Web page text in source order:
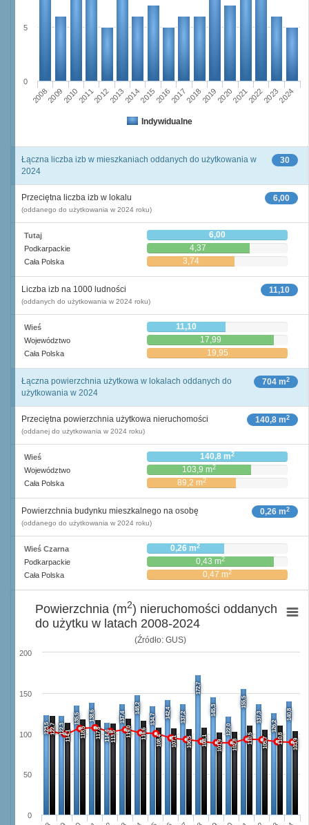
Indywidualne
20082009201020112012201320142015201620172018201920202021202220232024
0
5
30
Łączna liczba izb w mieszkaniach oddanych do użytkowania w
2024
6,00
Przeciętna liczba izb w lokalu
(oddanego do użytkowania w 2024 roku)
Tutaj 6,00
Podkarpackie 4,37
Cała Polska 3,74
11,10
Liczba izb na 1000 ludności
(oddanych do użytkowania w 2024 roku)
Wieś 11,10
Województwo 17,99
Cała Polska 19,95
704 m2
Łączna powierzchnia użytkowa w lokalach oddanych do
użytkowania w 2024
140,8 m2
Przeciętna powierzchnia użytkowa nieruchomości
(oddanej do użytkowania w 2024 roku)
Wieś 140,8 m2
Województwo 103,9 m2
Cała Polska 89,2 m2
0,26 m2
Powierzchnia budynku mieszkalnego na osobę
(oddanego do użytkowania w 2024 roku)
Wieś Czarna 0,26 m2
Podkarpackie 0,43 m2
Cała Polska 0,47 m2
(Źródło: GUS)
123,5 122,3
135,5
138,6
114,4
137,4
148,2
134,7
142,4 137,2
172,7
145,3
122,0
155,5
137,3
126,2
140,8
122,7
114,1 118,5 117,8 113,5 119,0 116,6
108,4 107,1 106,5 108,1 101,9 102,8 110,5 105,7 110,8 103,9
0
50
100
150
200
Powierzchnia (m2) nieruchomości oddanych
do użytku w latach 2008-2024